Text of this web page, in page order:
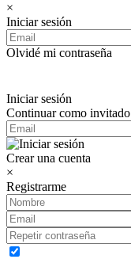
×
Iniciar sesión
Olvidé mi contraseña
Iniciar sesión
Continuar como invitado
Crear una cuenta
×
Registrarme